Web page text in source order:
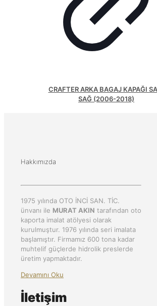
CRAFTER ARKA BAGAJ KAPAĞI
SAĞ (2006-2018)
Hakkımızda
1975 yılında OTO İNCİ SAN. TİC.
ünvanı ile MURAT AKIN tarafından oto
kaporta imalat atölyesi olarak
kurulmuştur. 1976 yılında seri imalata
başlamıştır. Firmamız 600 tona kadar
muhtelif güçlerde hidrolik preslerde
üretim yapmaktadır.
Devamını Oku
İletişim